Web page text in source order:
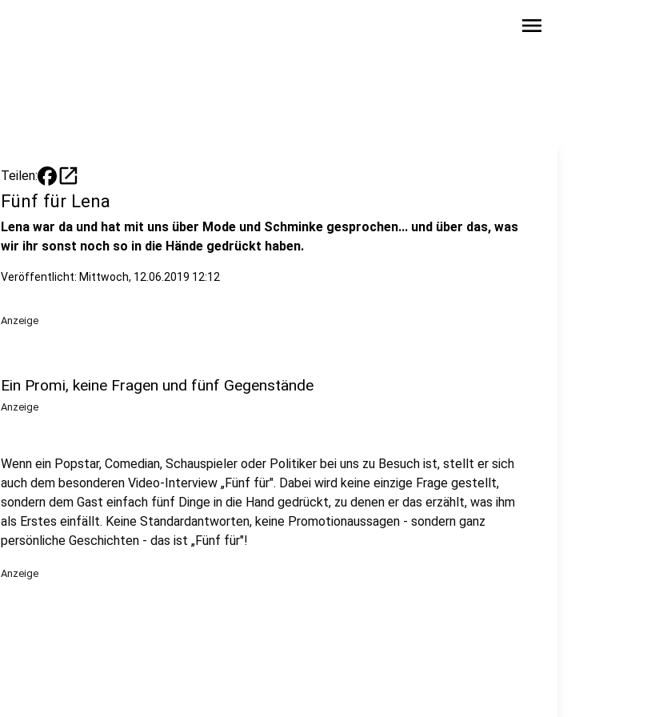
menu
Teilen: open_in_new
Fünf für Lena
Lena war da und hat mit uns über Mode und Schminke gesprochen... und über das, was
wir ihr sonst noch so in die Hände gedrückt haben.
Veröffentlicht: Mittwoch, 12.06.2019 12:12
Anzeige
Ein Promi, keine Fragen und fünf Gegenstände
Anzeige
Wenn ein Popstar, Comedian, Schauspieler oder Politiker bei uns zu Besuch ist, stellt er sich
auch dem besonderen Video-Interview „Fünf für". Dabei wird keine einzige Frage gestellt,
sondern dem Gast einfach fünf Dinge in die Hand gedrückt, zu denen er das erzählt, was ihm
als Erstes einfällt. Keine Standardantworten, keine Promotionaussagen - sondern ganz
persönliche Geschichten - das ist „Fünf für"!
Anzeige